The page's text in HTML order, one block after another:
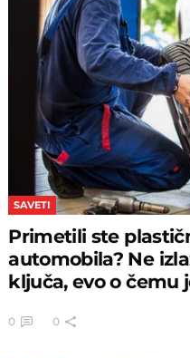
SAVETI
Primetili ste
automobila? Ne
ključa, evo o čemu
0 0